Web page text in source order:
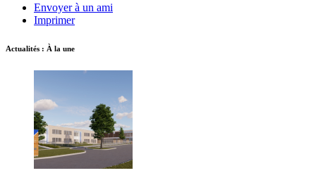
Envoyer à un ami
Imprimer
Actualités : À la une